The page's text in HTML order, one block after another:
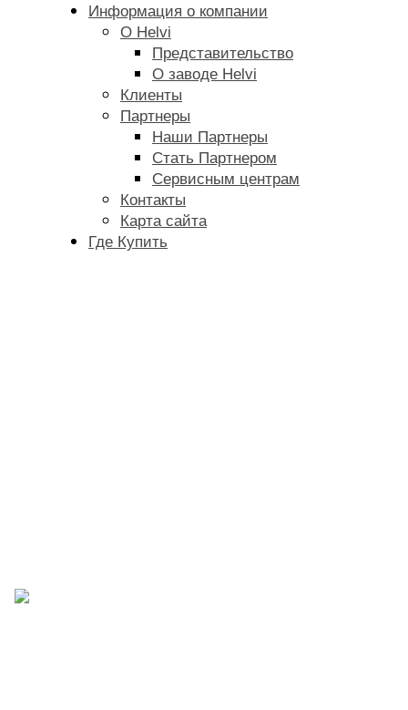
Информация о компании
О Helvi
Представительство
О заводе Helvi
Клиенты
Партнеры
Наши Партнеры
Стать Партнером
Сервисным центрам
Контакты
Карта сайта
Где Купить